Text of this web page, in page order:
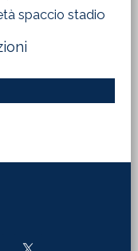
spaccio stadio